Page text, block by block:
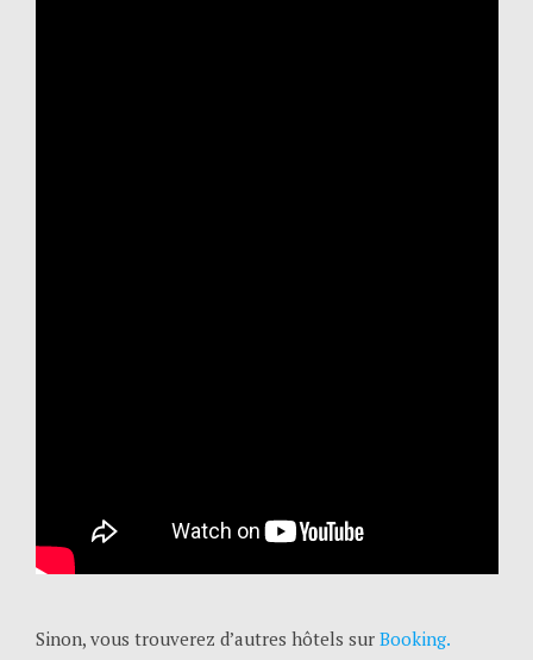
Sinon, vous trouverez d’autres hôtels sur Booking.